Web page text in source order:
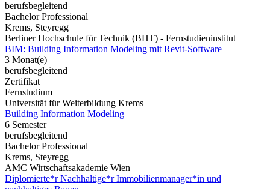
berufsbegleitend
Bachelor Professional
Krems, Steyregg
Berliner Hochschule für Technik (BHT) - Fernstudieninstitut
BIM: Building Information Modeling mit Revit-Software
3 Monat(e)
berufsbegleitend
Zertifikat
Fernstudium
Universität für Weiterbildung Krems
Building Information Modeling
6 Semester
berufsbegleitend
Bachelor Professional
Krems, Steyregg
AMC Wirtschaftsakademie Wien
Diplomierte*r Nachhaltige*r Immobilienmanager*in und